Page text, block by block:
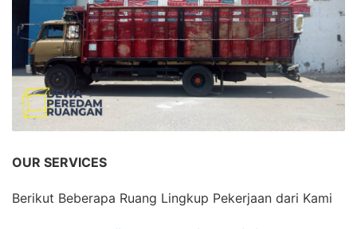
OUR SERVICES
Berikut Beberapa Ruang Lingkup Pekerjaan dari Kami